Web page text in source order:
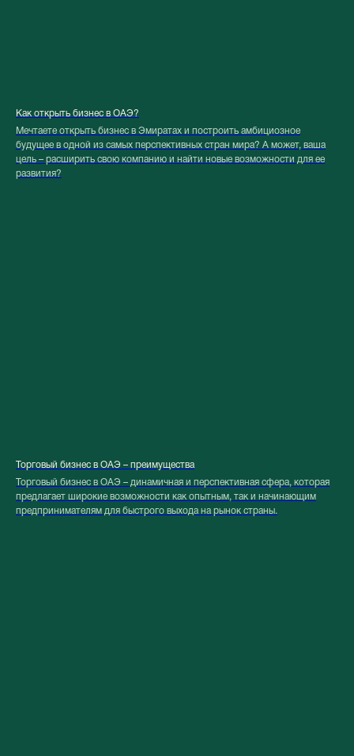
Как открыть бизнес в ОАЭ?
Мечтаете открыть бизнес в Эмиратах и построить амбициозное
будущее в одной из самых перспективных стран мира? А может, ваша
цель – расширить свою компанию и найти новые возможности для ее
развития?
Торговый бизнес в ОАЭ – преимущества
Торговый бизнес в ОАЭ – динамичная и перспективная сфера, которая
предлагает широкие возможности как опытным, так и начинающим
предпринимателям для быстрого выхода на рынок страны.